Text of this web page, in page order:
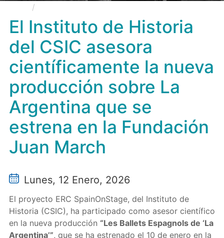
científicamente la nueva producción sobre La
Argentina que se estrena en la Fundación Juan March
El Instituto de Historia
del CSIC asesora
científicamente la nueva
producción sobre La
Argentina que se
estrena en la Fundación
Juan March
Lunes, 12 Enero, 2026
El proyecto ERC SpainOnStage, del Instituto de
Historia (CSIC), ha participado como asesor científico
en la nueva producción “Les Ballets Espagnols de ‘La
Argentina’”, que se ha estrenado el 10 de enero en la